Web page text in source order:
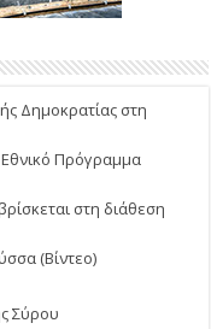
Δημοκρατίας στη
Πρόγραμμα
στη διάθεση
(Βίντεο)
Σύρου